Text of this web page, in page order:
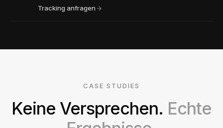
und welcher Geld verbrennt.
Tracking anfragen
CASE STUDIES
Keine Versprechen. Echte